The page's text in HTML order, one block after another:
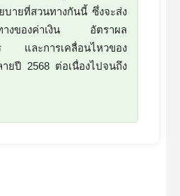
บายที่สวนทางกันนี้ ซึ่งจะส่ง
ทางของค่าเงิน อัตราผล
และการเคลื่อนไหวของ
ยปี 2568 ต่อเนื่องไปจนถึง